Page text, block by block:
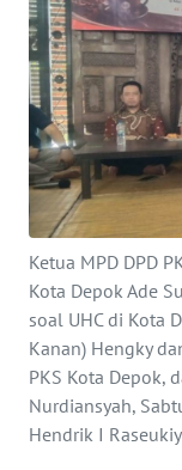
Ketua MPD DPD
Kota Depok Ade
soal UHC di Kota
Kanan) Hengky
PKS Kota Depok,
Nurdiansyah,
Hendrik I
KESEHATAN
INTERNASIONAL
SERBA-SERBI
PENDIDIKAN
OLAHRAGA
OPINI